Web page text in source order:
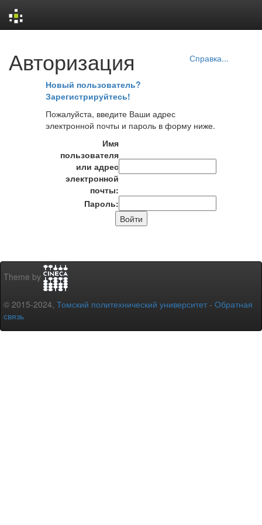
navigation
Авторизация Справка...
Новый пользователь?
Зарегистрируйтесь!
Пожалуйста, введите Ваши адрес
электронной почты и пароль в форму ниже.
Имя
пользователя
или адрес
электронной
почты:
Пароль:
Theme by
© 2015-2024, Томский политехнический университет - Обратная
связь